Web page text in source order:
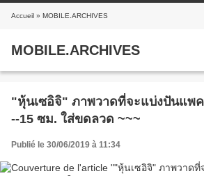
Accueil » MOBILE.ARCHIVES
MOBILE.ARCHIVES
"หุ้นเซอิจิ" ภาพวาดที่จะแบ่งปันแพ
--15 ซม. ใส่ขดลวด ~~~
Publié le 30/06/2019 à 11:34